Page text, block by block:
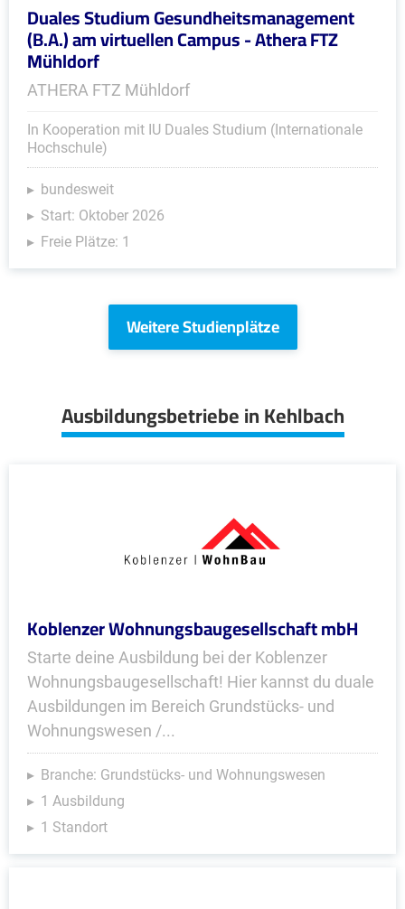
Duales Studium Gesundheitsmanagement
(B.A.) am virtuellen Campus - Athera FTZ
Mühldorf
ATHERA FTZ Mühldorf
In Kooperation mit IU Duales Studium (Internationale
Hochschule)
bundesweit
Start: Oktober 2026
Freie Plätze: 1
Weitere Studienplätze
Ausbildungsbetriebe in Kehlbach
Koblenzer Wohnungsbaugesellschaft mbH
Starte deine Ausbildung bei der Koblenzer
Wohnungsbaugesellschaft! Hier kannst du duale
Ausbildungen im Bereich Grundstücks- und
Wohnungswesen /...
Branche: Grundstücks- und Wohnungswesen
1 Ausbildung
1 Standort